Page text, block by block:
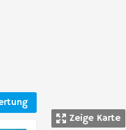
Zeige Karte